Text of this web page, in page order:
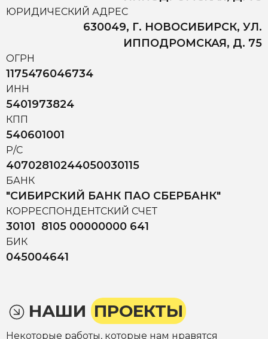
ЮРИДИЧЕСКИЙ АДРЕС
630049, Г. НОВОСИБИРСК, УЛ.
ИППОДРОМСКАЯ, Д. 75
ОГРН
1175476046734
ИНН
5401973824
КПП
540601001
Р/С
40702810244050030115
БАНК
"СИБИРСКИЙ БАНК ПАО СБЕРБАНК"
КОРРЕСПОНДЕНТСКИЙ СЧЕТ
30101 8105 00000000 641
БИК
045004641
НАШИ ПРОЕКТЫ
Некоторые работы, которые нам нравятся